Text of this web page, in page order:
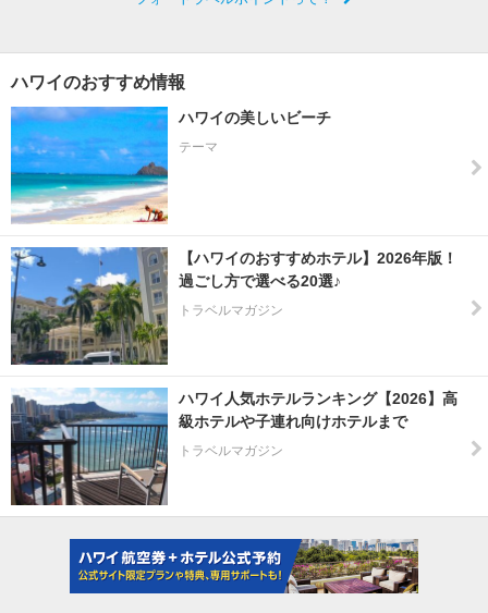
ハワイのおすすめ情報
ハワイの美しいビーチ
テーマ
【ハワイのおすすめホテル】2026年版！
過ごし方で選べる20選♪
トラベルマガジン
ハワイ人気ホテルランキング【2026】高
級ホテルや子連れ向けホテルまで
トラベルマガジン